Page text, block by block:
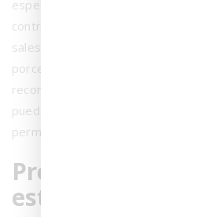
especializados, como los limpiadores
controlado, son la solución más
sales cristalizadas sin comprometer
porcelana. Es fundamental seguir las
recomendadas, evitando ácidos
puedan corroer la superficie o causar
permanentes.
Prevención: la
estrategia a largo